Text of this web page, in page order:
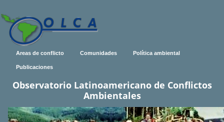
Areas de conflicto Comunidades Política ambiental
Publicaciones
Observatorio Latinoamericano de Conflictos
Ambientales